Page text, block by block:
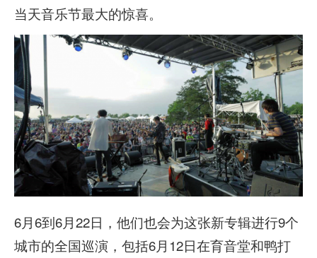
当天音乐节最大的惊喜。
6月6到6月22日，他们也会为这张新专辑进行9个
城市的全国巡演，包括6月12日在育音堂和鸭打